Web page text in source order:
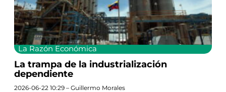
La Razón Económica
La trampa de la industrialización
dependiente
2026-06-22 10:29 – Guillermo Morales